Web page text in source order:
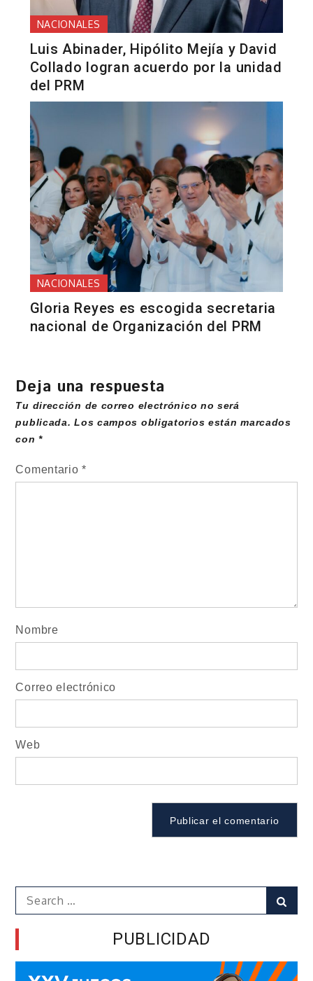
NACIONALES
Luis Abinader, Hipólito Mejía y David
Collado logran acuerdo por la unidad
del PRM
NACIONALES
Gloria Reyes es escogida secretaria
nacional de Organización del PRM
Deja una respuesta
Tu dirección de correo electrónico no será
publicada. Los campos obligatorios están marcados
con*
Comentario*
Nombre
Correo electrónico
Web
Search
for:
PUBLICIDAD